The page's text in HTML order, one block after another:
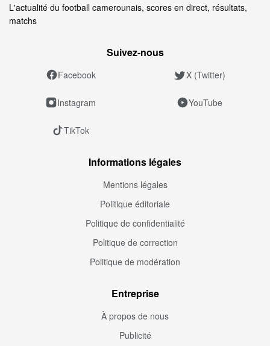
L'actualité du football camerounais, scores en direct, résultats,
matchs
Suivez‑nous
Facebook X (Twitter)
Instagram YouTube
TikTok
Informations légales
Mentions légales
Politique éditoriale
Politique de confidentialité
Politique de correction
Politique de modération
Entreprise
À propos de nous
Publicité